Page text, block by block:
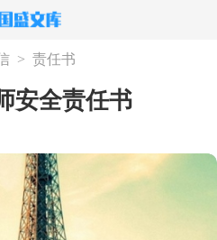
> 责任书
安全责任书